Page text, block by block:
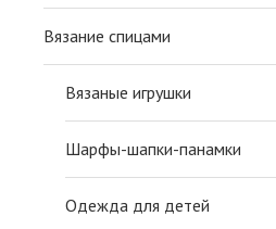
Вязание спицами
Вязаные игрушки
Шарфы-шапки-панамки
Одежда для детей